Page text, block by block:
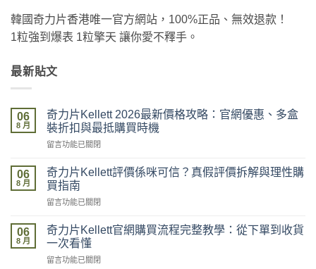
韓國奇力片香港唯一官方網站，100%正品、無效退款！
1粒強到爆表 1粒擎天 讓你愛不釋手。
最新貼文
06
8 月
奇力片Kellett 2026最新價格攻略：官網優惠、多盒
裝折扣與最抵購買時機
在
力
片
Kellett
2026
新
攻
留言功能已關閉
06
8 月
奇力片Kellett評價係咪可信？真假評價拆解與理性購
買指南
在
力
片
Kellett
評
留言功能已關閉
06
8 月
奇力片Kellett官網購買流程完整教學：從下單到收貨
一次看懂
在
留言功能已關閉